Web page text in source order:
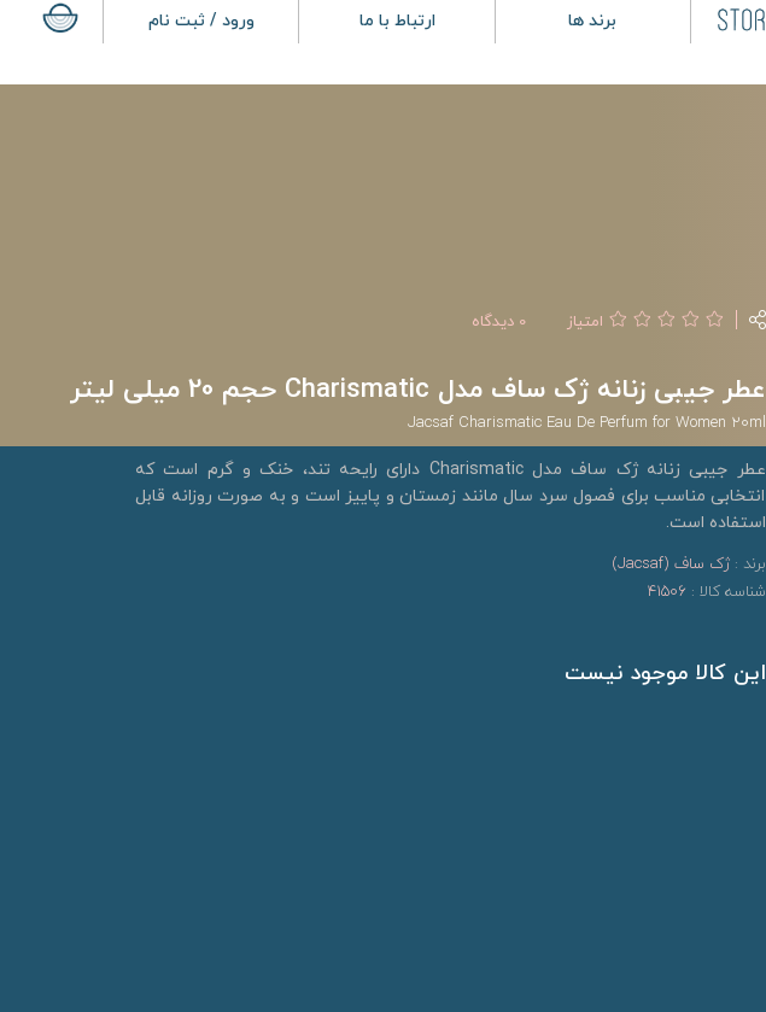
برند ها ارتباط با ما ورود / ثبت نام
امتیاز 0 دیدگاه
عطر جیبی زنانه ژک ساف مدل Charismatic حجم 20 میلی لیتر
Jacsaf Charismatic Eau De Perfum for Women 20ml
عطر جیبی زنانه ژک ساف مدل Charismatic دارای رایحه تند، خنک و گرم است که
انتخابی مناسب برای فصول سرد سال مانند زمستان و پاییز است و به صورت روزانه قابل
استفاده است.
برند : ژک ساف (Jacsaf)
شناسه کالا : 41506
این کالا موجود نیست